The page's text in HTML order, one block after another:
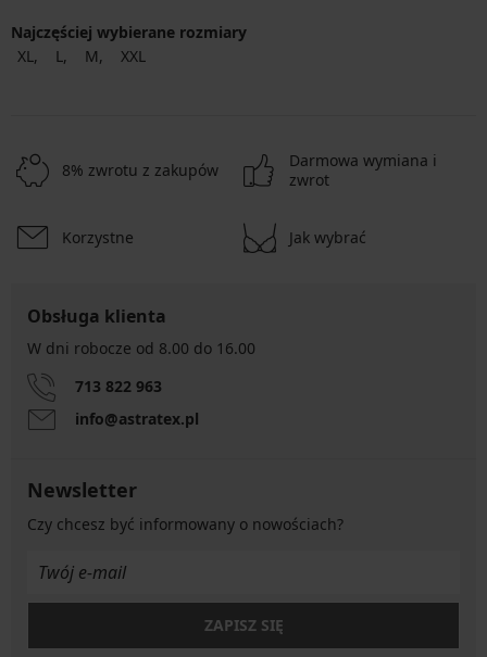
Najczęściej wybierane rozmiary
XL
L M XXL
8% zwrotu z zakupów
Darmowa wymiana i
zwrot
Korzystne Jak wybrać
Obsługa klienta
W dni robocze od 8.00 do 16.00
713 822 963
info@astratex.pl
Newsletter
Czy chcesz być informowany o nowościach?
ZAPISZ SIĘ